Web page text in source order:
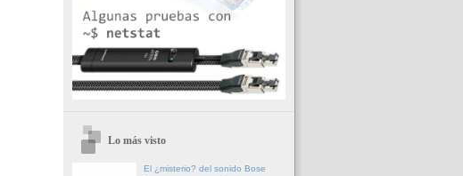
Lo más visto
El ¿misterio? del sonido Bose